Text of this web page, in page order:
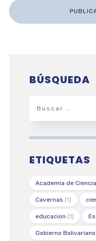
BÚSQUEDA
ETIQUETAS
Academia de
Cavernas (1)
educacion (1)
Gobierno Bolivariano